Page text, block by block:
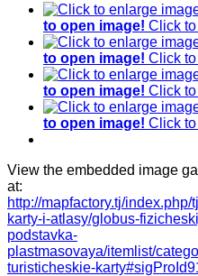
to open image! Click
to open image! Click
to open image! Click
to open image! Click
View the embedded image
at:
http://mapfactory.tj/
karty-i-atlasy/globus-
podstavka-
plastmasovaya/itemlist/
turisticheskie-